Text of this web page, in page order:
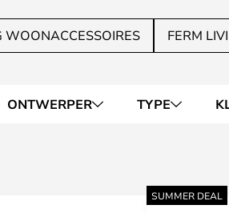
WOONACCESSOIRES FERM
ONTWERPER TYPE
SUMMER DEAL